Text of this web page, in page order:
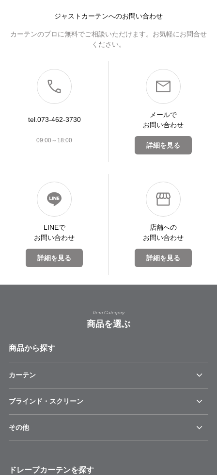
ジャストカーテンへのお問い合わせ
カーテンのプロに無料でご相談いただけます。お気軽にお問合せ
ください。
tel.073-462-3730
09:00～18:00
メールで
お問い合わせ
詳細を見る
LINEで
お問い合わせ
詳細を見る
店舗への
お問い合わせ
詳細を見る
Item Category
商品を選ぶ
商品から探す
カーテン
ブラインド・スクリーン
その他
ドレープカーテンを探す